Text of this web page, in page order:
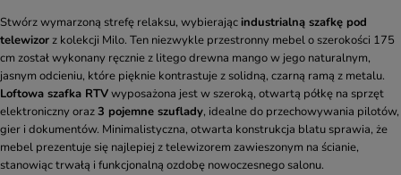
Stwórz wymarzoną strefę relaksu, wybierającindustrialną szafkę pod
telewizorz kolekcji Milo. Ten niezwykle przestronny mebel o szerokości 175
cm został wykonany ręcznie z litego drewna mango w jego naturalnym,
jasnym odcieniu, które pięknie kontrastuje z solidną, czarną ramą z metalu.
Loftowa szafka RTVwyposażona jest w szeroką, otwartą półkę na sprzęt
elektroniczny oraz3 pojemne szuflady, idealne do przechowywania pilotów,
gier i dokumentów. Minimalistyczna, otwarta konstrukcja blatu sprawia, że
mebel prezentuje się najlepiej z telewizorem zawieszonym na ścianie,
stanowiąc trwałą i funkcjonalną ozdobę nowoczesnego salonu.